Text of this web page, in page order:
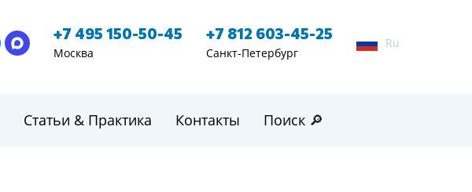
+7 495 150-50-45
Москва
+7 812 603-45-25
Санкт-Петербург
Ru
Статьи & Практика Контакты Поиск 🔎